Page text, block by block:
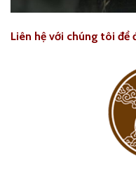
Liên hệ với chúng tôi để